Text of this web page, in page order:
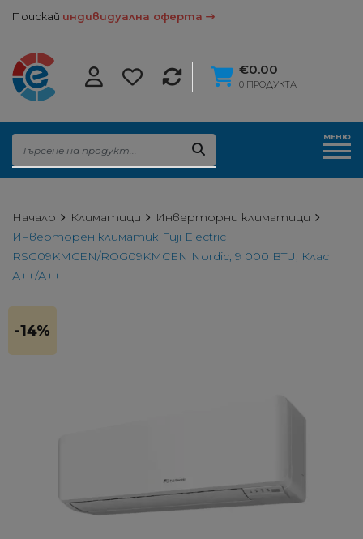
Поискай индивидуална оферта
€0.00
0 ПРОДУКТА
МЕНЮ
Начало Климатици
Инверторни климатици
Инверторен климатик Fuji Electric
RSG09KMCEN/ROG09KMCEN Nordic, 9 000 BTU, Клас
А++/А++
-14%